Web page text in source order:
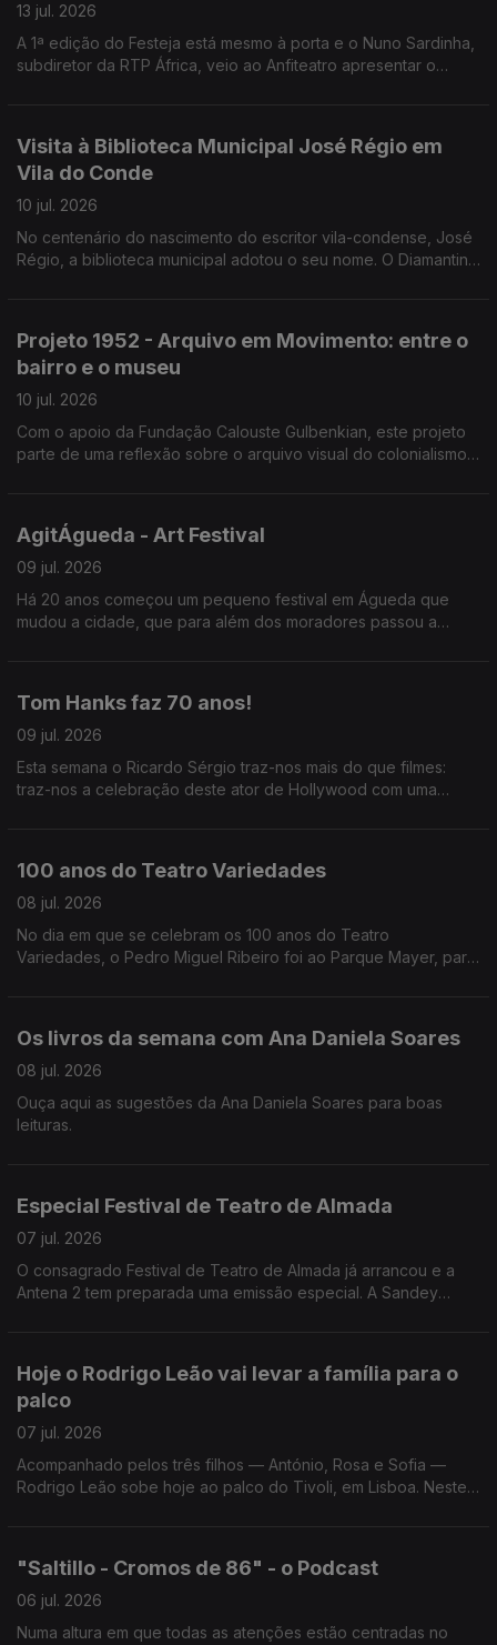
13 jul. 2026
A 1ª edição do Festeja está mesmo à porta e o Nuno Sardinha,
subdiretor da RTP África, veio ao Anfiteatro apresentar o
Visita à Biblioteca Municipal José Régio em
Vila do Conde
10 jul. 2026
No centenário do nascimento do escritor vila-condense, José
Régio, a biblioteca municipal adotou o seu nome. O Diamantino
Projeto 1952 - Arquivo em Movimento: entre o
bairro e o museu
10 jul. 2026
Com o apoio da Fundação Calouste Gulbenkian, este projeto
parte de uma reflexão sobre o arquivo visual do colonialismo
AgitÁgueda - Art Festival
09 jul. 2026
Há 20 anos começou um pequeno festival em Águeda que
mudou a cidade, que para além dos moradores passou a
Tom Hanks faz 70 anos!
09 jul. 2026
Esta semana o Ricardo Sérgio traz-nos mais do que filmes:
traz-nos a celebração deste ator de Hollywood com uma
100 anos do Teatro Variedades
08 jul. 2026
No dia em que se celebram os 100 anos do Teatro
Variedades, o Pedro Miguel Ribeiro foi ao Parque Mayer, para
Os livros da semana com Ana Daniela Soares
08 jul. 2026
Ouça aqui as sugestões da Ana Daniela Soares para boas
leituras.
Especial Festival de Teatro de Almada
07 jul. 2026
O consagrado Festival de Teatro de Almada já arrancou e a
Antena 2 tem preparada uma emissão especial. A Sandey
Hoje o Rodrigo Leão vai levar a família para o
palco
07 jul. 2026
Acompanhado pelos três filhos — António, Rosa e Sofia —
Rodrigo Leão sobe hoje ao palco do Tivoli, em Lisboa. Neste
"Saltillo - Cromos de 86" - o Podcast
06 jul. 2026
Numa altura em que todas as atenções estão centradas no